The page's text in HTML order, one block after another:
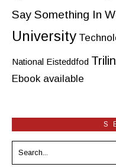
Say Something In
University
National Eisteddfod
Ebook available